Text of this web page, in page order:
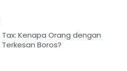
Tax: Kenapa Orang dengan
Terkesan Boros?